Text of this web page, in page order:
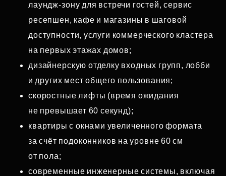
лаундж‑зону для встречи гостей, сервис
ресепшен, кафе и магазины в шаговой
доступности, услуги коммерческого кластера
на первых этажах домов;
дизайнерскую отделку входных групп, лобби
и других мест общего пользования;
скоростные лифты (время ожидания
не превышает 60 секунд);
квартиры с окнами увеличенного формата
за счёт подоконников на уровне 60 см
от пола;
современные инженерные системы, включая